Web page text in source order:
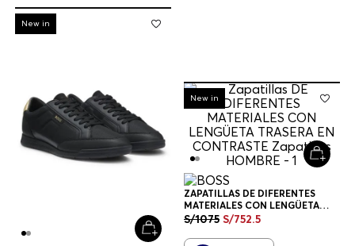
-30%
New in
-30%
New in
ZAPATILLAS DE DIFERENTES
MATERIALES CON LENGÜETA
TRASERA EN CONTRASTE
S/1075 S/752.5